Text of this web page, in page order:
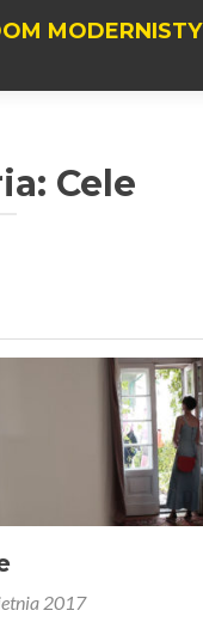
MODERNISTY
Cele
2017